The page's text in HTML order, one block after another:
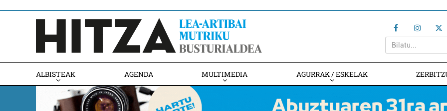
ALBISTEAK AGENDA MULTIMEDIA AGURRAK / ESKELAK